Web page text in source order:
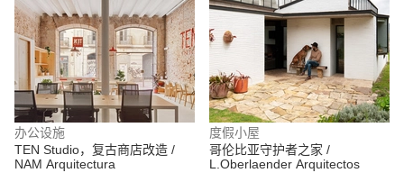
办公设施
TEN Studio，复古商店改造 /
NAM Arquitectura
度假小屋
哥伦比亚守护者之家 /
L.Oberlaender Arquitectos